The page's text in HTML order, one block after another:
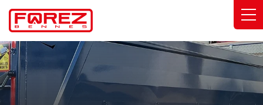
Panneau de gestion des cookies
Savoir-faire